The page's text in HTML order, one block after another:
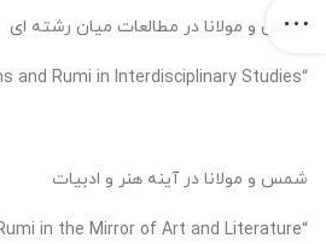
شمس و مولانا در مطالعات میان رشته ای
“Shams and Rumi in Interdisciplinary Studies”
شمس و مولانا در آینه هنر و ادبیات
“Shams and Rumi in the Mirror of Art and Literature”